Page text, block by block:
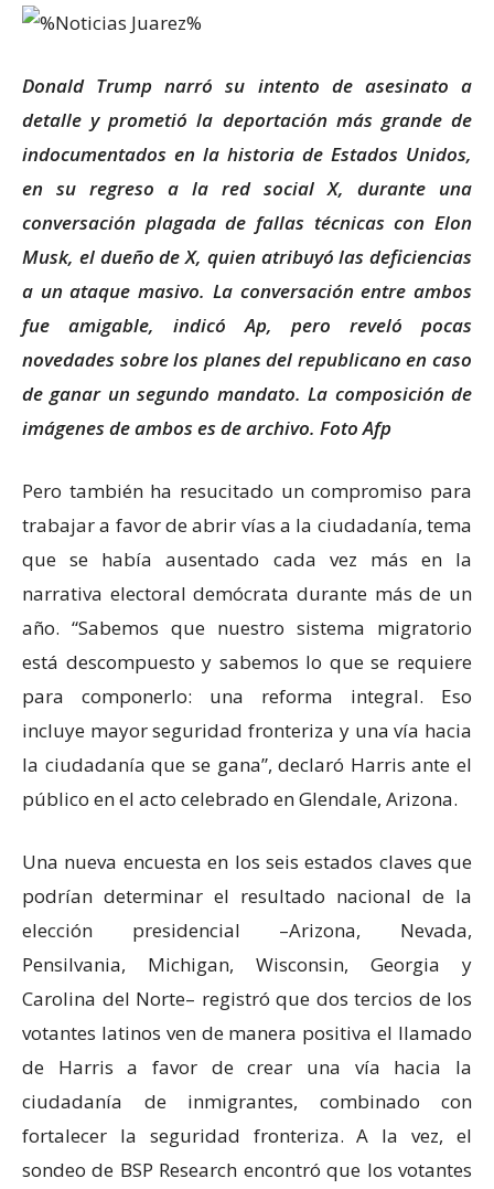
Donald Trump narró su intento de asesinato a
detalle y prometió la deportación más grande de
indocumentados en la historia de Estados Unidos,
en su regreso a la red social X, durante una
conversación plagada de fallas técnicas con Elon
Musk, el dueño de X, quien atribuyó las deficiencias
a un ataque masivo. La conversación entre ambos
fue amigable, indicó Ap, pero reveló pocas
novedades sobre los planes del republicano en caso
de ganar un segundo mandato. La composición de
imágenes de ambos es de archivo. Foto Afp
Pero también ha resucitado un compromiso para
trabajar a favor de abrir vías a la ciudadanía, tema
que se había ausentado cada vez más en la
narrativa electoral demócrata durante más de un
año. “Sabemos que nuestro sistema migratorio
está descompuesto y sabemos lo que se requiere
para componerlo: una reforma integral. Eso
incluye mayor seguridad fronteriza y una vía hacia
la ciudadanía que se gana”, declaró Harris ante el
público en el acto celebrado en Glendale, Arizona.
Una nueva encuesta en los seis estados claves que
podrían determinar el resultado nacional de la
elección presidencial –Arizona, Nevada,
Pensilvania, Michigan, Wisconsin, Georgia y
Carolina del Norte– registró que dos tercios de los
votantes latinos ven de manera positiva el llamado
de Harris a favor de crear una vía hacia la
ciudadanía de inmigrantes, combinado con
fortalecer la seguridad fronteriza. A la vez, el
sondeo de BSP Research encontró que los votantes